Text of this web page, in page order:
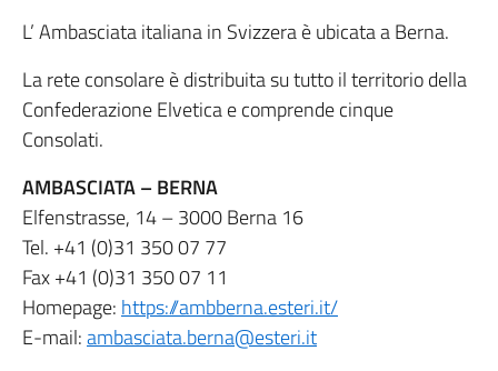
L’ Ambasciata italiana in Svizzera è ubicata a Berna.
La rete consolare è distribuita su tutto il territorio della
Confederazione Elvetica e comprende cinque
Consolati.
AMBASCIATA – BERNA
Elfenstrasse, 14 – 3000 Berna 16
Tel. +41 (0)31 350 07 77
Fax+41 (0)31 350 07 11
Homepage: https://ambberna.esteri.it/
E-mail:ambasciata.berna@esteri.it